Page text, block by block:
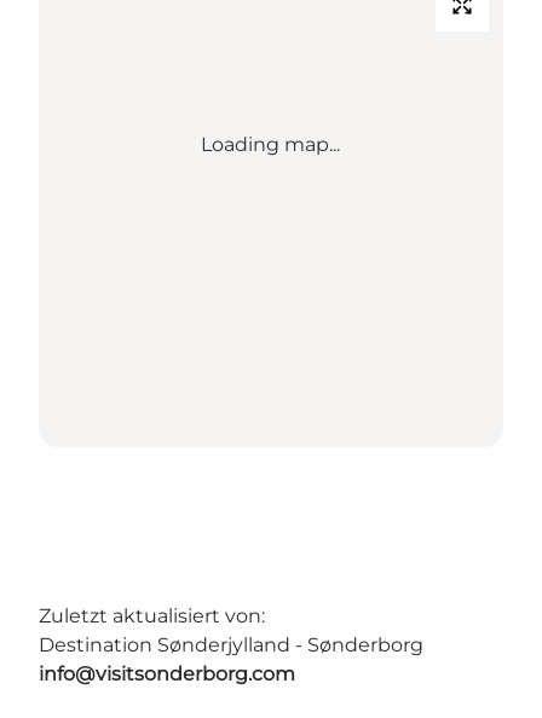
Loading map...
Zuletzt aktualisiert von:
Destination Sønderjylland - Sønderborg
info@visitsonderborg.com